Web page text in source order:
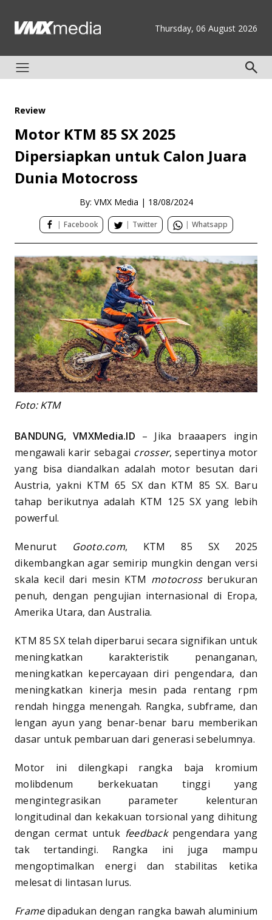
Thursday, 06 August 2026
Review
Motor KTM 85 SX 2025
Dipersiapkan untuk Calon Juara
Dunia Motocross
By: VMX Media | 18/08/2024
| Facebook | Twitter | Whatsapp
Foto: KTM
BANDUNG, VMXMedia.ID – Jika braaapers ingin
mengawali karir sebagai crosser, sepertinya motor
yang bisa diandalkan adalah motor besutan dari
Austria, yakni KTM 65 SX dan KTM 85 SX. Baru
tahap berikutnya adalah KTM 125 SX yang lebih
powerful.
Menurut Gooto.com, KTM 85 SX 2025
dikembangkan agar semirip mungkin dengan versi
skala kecil dari mesin KTM motocrossberukuran
penuh, dengan pengujian internasional di Eropa,
Amerika Utara, dan Australia.
KTM 85 SX telah diperbarui secara signifikan untuk
meningkatkan karakteristik penanganan,
meningkatkan kepercayaan diri pengendara, dan
meningkatkan kinerja mesin pada rentang rpm
rendah hingga menengah. Rangka, subframe, dan
lengan ayun yang benar-benar baru memberikan
dasar untuk pembaruan dari generasi sebelumnya.
Motor ini dilengkapi rangka baja kromium
molibdenum berkekuatan tinggi yang
mengintegrasikan parameter kelenturan
longitudinal dan kekakuan torsional yang dihitung
dengan cermat untuk feedbackpengendara yang
tak tertandingi. Rangka ini juga mampu
mengoptimalkan energi dan stabilitas ketika
melesat di lintasan lurus.
Framedipadukan dengan rangka bawah aluminium